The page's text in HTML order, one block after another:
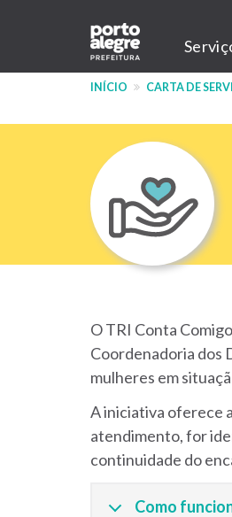
conteúdo
Main
navigation
INÍCIO CARTA DE
O TRI Conta
Coordenadoria dos
mulheres em
A iniciativa oferece
atendimento, for
continuidade do
Como